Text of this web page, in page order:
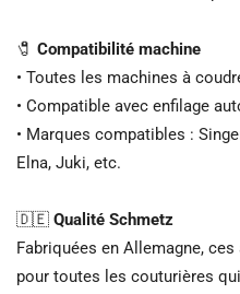
🧷 Compatibilité machine
• Toutes les machines à
• Compatible avec enfilage
• Marques compatibles :
Elna, Juki, etc.
🇩🇪 Qualité Schmetz
Fabriquées en Allemagne,
pour toutes les couturières